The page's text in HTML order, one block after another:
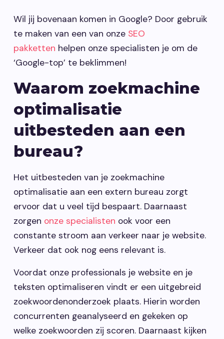
Wil jij bovenaan komen in Google? Door gebruik
te maken van een van onze SEO
pakketten helpen onze specialisten je om de
‘Google-top’ te beklimmen!
Waarom zoekmachine
optimalisatie
uitbesteden aan een
bureau?
Het uitbesteden van je zoekmachine
optimalisatie aan een extern bureau zorgt
ervoor dat u veel tijd bespaart. Daarnaast
zorgen onze specialisten ook voor een
constante stroom aan verkeer naar je website.
Verkeer dat ook nog eens relevant is.
Voordat onze professionals je website en je
teksten optimaliseren vindt er een uitgebreid
zoekwoordenonderzoek plaats. Hierin worden
concurrenten geanalyseerd en gekeken op
welke zoekwoorden zij scoren. Daarnaast kijken